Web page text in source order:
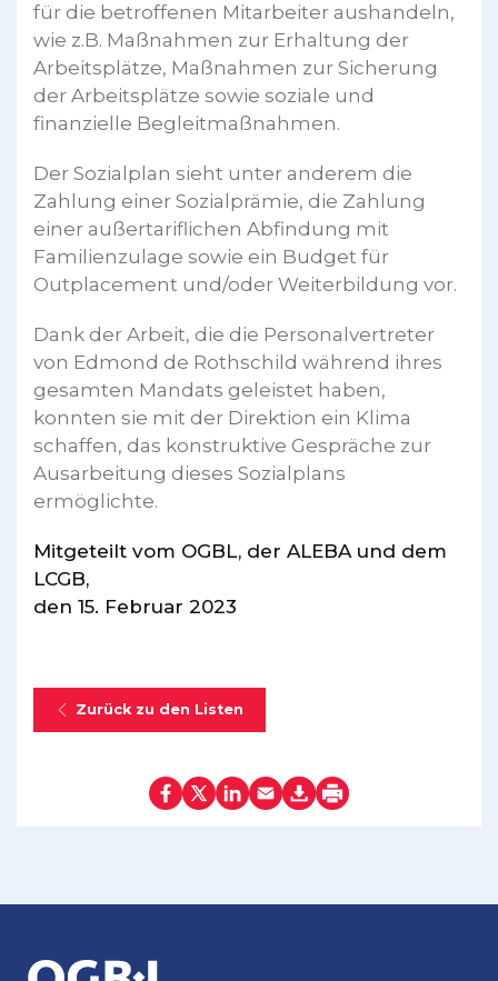
für die betroffenen Mitarbeiter aushandeln,
wie z.B. Maßnahmen zur Erhaltung der
Arbeitsplätze, Maßnahmen zur Sicherung
der Arbeitsplätze sowie soziale und
finanzielle Begleitmaßnahmen.
Der Sozialplan sieht unter anderem die
Zahlung einer Sozialprämie, die Zahlung
einer außertariflichen Abfindung mit
Familienzulage sowie ein Budget für
Outplacement und/oder Weiterbildung vor.
Dank der Arbeit, die die Personalvertreter
von Edmond de Rothschild während ihres
gesamten Mandats geleistet haben,
konnten sie mit der Direktion ein Klima
schaffen, das konstruktive Gespräche zur
Ausarbeitung dieses Sozialplans
ermöglichte.
Mitgeteilt vom OGBL, der ALEBA und dem
LCGB,
den 15. Februar 2023
Zurück zu den Listen